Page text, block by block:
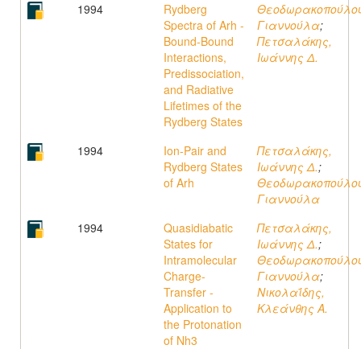
1994
Rydberg
Spectra of Arh -
Bound-Bound
Interactions,
Predissociation,
and Radiative
Lifetimes of the
Rydberg States
Γιαννούλα;
Πετσαλάκης,
Ιωάννης Δ.
1994
Ion-Pair and
Rydberg States
of Arh
Πετσαλάκης,
Ιωάννης Δ.;
Γιαννούλα
1994
Quasidiabatic
States for
Intramolecular
Charge-
Transfer -
Application to
the Protonation
of Nh3
Πετσαλάκης,
Ιωάννης Δ.;
Γιαννούλα;
Νικολαΐδης,
Κλεάνθης A.